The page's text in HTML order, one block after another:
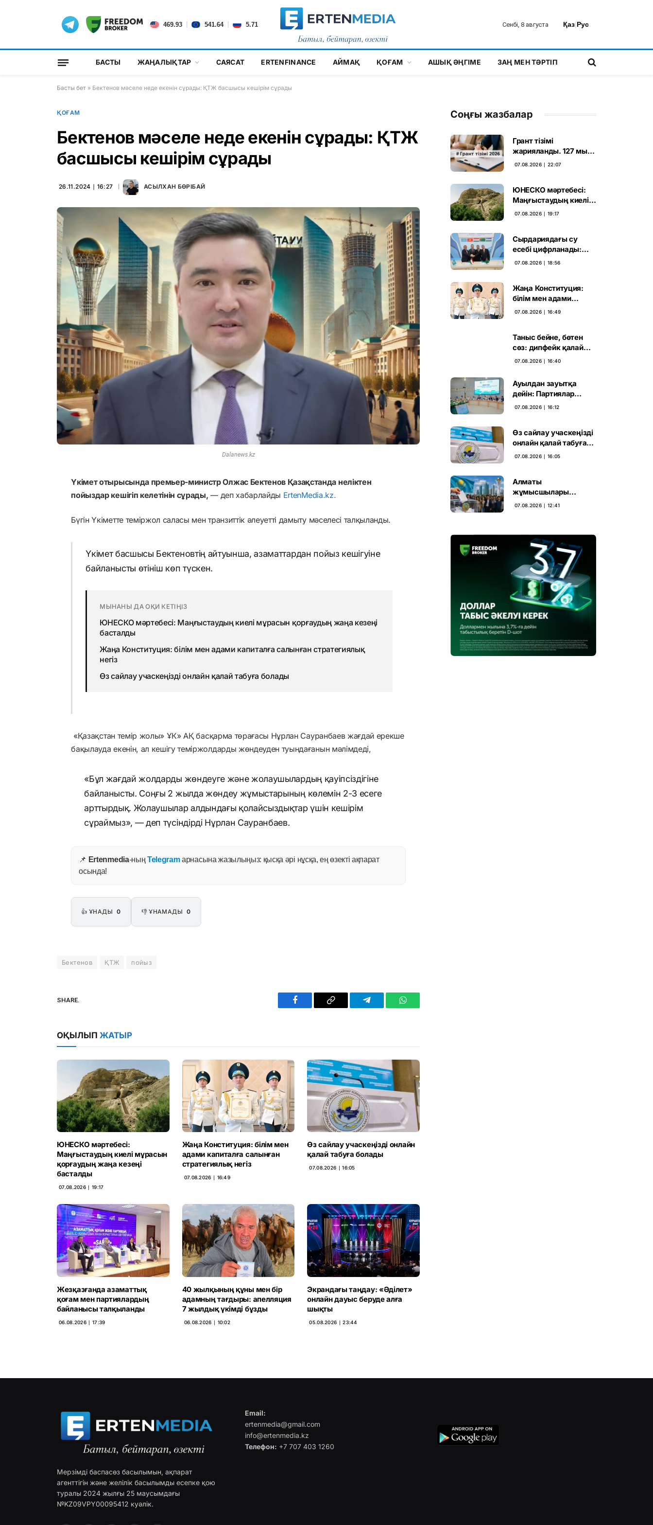
469.93 541.64 5.71 Сенбі, 8 августа Қаз|Рус
БАСТЫ ЖАҢАЛЫҚТАР САЯСАТ ERTENFINANCE АЙМАҚ ҚОҒАМ АШЫҚ ӘҢГІМЕ ЗАҢ МЕН ТӘРТІП
Басты бет » Бектенов мәселе неде екенін сұрады: ҚТЖ басшысы кешірім сұрады
ҚОҒАМ
Бектенов мәселе неде екенін сұрады: ҚТЖ
басшысы кешірім сұрады
26.11.2024 ∣ 16:27 АСЫЛХАН БӨРІБАЙ
Dalanews.kz
Үкімет отырысында премьер-министр Олжас Бектенов Қазақстанда неліктен
пойыздар кешігіп келетінін сұрады, — деп хабарлайды ErtenMedia.kz.
Бүгін Үкіметте теміржол саласы мен транзиттік әлеуетті дамыту мәселесі талқыланды.
Үкімет басшысы Бектеновтің айтуынша, азаматтардан пойыз кешігуіне
байланысты өтініш көп түскен.
МЫНАНЫ ДА ОҚИ КЕТІҢІЗ
ЮНЕСКО мәртебесі: Маңғыстаудың киелі мұрасын қорғаудың жаңа кезеңі
басталды
Жаңа Конституция: білім мен адами капиталға салынған стратегиялық
негіз
Өз сайлау учаскеңізді онлайн қалай табуға болады
«Қазақстан темір жолы» ҰК» АҚ басқарма төрағасы Нұрлан Сауранбаев жағдай ерекше
бақылауда екенін, ал кешігу теміржолдарды жөндеуден туындағанын мәлімдеді,
«Бұл жағдай жолдарды жөндеуге және жолаушылардың қауіпсіздігіне
байланысты. Соңғы 2 жылда жөндеу жұмыстарының көлемін 2-3 есеге
арттырдық. Жолаушылар алдындағы қолайсыздықтар үшін кешірім
сұраймыз», — деп түсіндірді Нұрлан Сауранбаев.
📌 Ertenmedia-ның Telegramарнасына жазылыңыз: қысқа әрі нұсқа, ең өзекті ақпарат
осында!
👍 ҰНАДЫ 0 👎 ҰНАМАДЫ 0
Бектенов ҚТЖ пойыз
SHARE.
Facebook Copy
Telegram WhatsApp
ОҚЫЛЫП ЖАТЫР
ЮНЕСКО мәртебесі:
Маңғыстаудың киелі мұрасын
қорғаудың жаңа кезеңі
басталды
07.08.2026 ∣ 19:17
Жаңа Конституция: білім мен
адами капиталға салынған
стратегиялық негіз
07.08.2026 ∣ 16:49
Өз сайлау учаскеңізді онлайн
қалай табуға болады
07.08.2026 ∣ 16:05
Жезқазғанда азаматтық
қоғам мен партиялардың
байланысы талқыланды
06.08.2026 ∣ 17:39
40 жылқының құны мен бір
адамның тағдыры: апелляция
7 жылдық үкімді бұзды
06.08.2026 ∣ 10:02
Экрандағы таңдау: «Әділет»
онлайн дауыс беруде алға
шықты
05.08.2026 ∣ 23:44
Соңғы жазбалар
Грант тізімі
жарияланды. 127 мың
талапкердің
07.08.2026 ∣ 22:07
ЮНЕСКО мәртебесі:
Маңғыстаудың киелі
мұрасын қорғаудың
07.08.2026 ∣ 19:17
Сырдариядағы су
есебі цифрланады:
Орталық Азия ортақ
07.08.2026 ∣ 18:56
Жаңа Конституция:
білім мен адами
капиталға салынған
07.08.2026 ∣ 16:49
Таныс бейне, бөтен
сөз: дипфейк қалай
жұмыс істейді
07.08.2026 ∣ 16:40
Ауылдан зауытқа
дейін: Партиялар
сайлаушымен бетпе-
07.08.2026 ∣ 16:12
Өз сайлау учаскеңізді
онлайн қалай табуға
болады
07.08.2026 ∣ 16:05
Алматы
жұмысшылары
Құрылтай сайлауына
07.08.2026 ∣ 12:41
Мерзімді баспасөз басылымын, ақпарат
агенттігін және желілік басылымды есепке қою
туралы 2024 жылғы 25 маусымдағы
№KZ09VPY00095412 куәлік.
Email:
ertenmedia@gmail.com
info@ertenmedia.kz
Телефон: +7 707 403 1260